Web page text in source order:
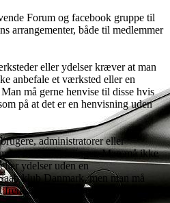
Forum og facebook gruppe til
arrangementer, både til medlemmer
eller ydelser kræver at man
anbefale et værksted eller en
må gerne henvise til disse hvis
på at det er en henvisning uden
administratorer eller
med anbefalinger. Man må ikke
ydelser uden en
klub Danmark, men man må
spørgsmål/problem.